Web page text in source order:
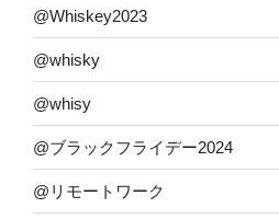
@Whiskey2023
@whisky
@whisy
@ブラックフライデー2024
@リモートワーク